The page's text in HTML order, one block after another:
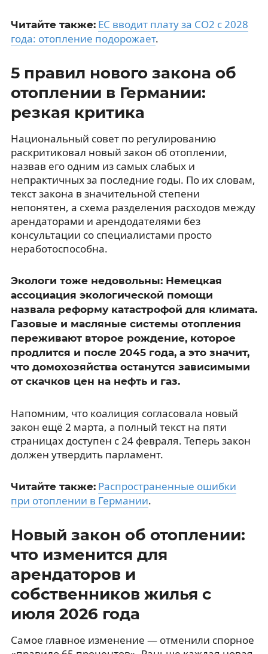
Читайте также: ЕС вводит плату за CO2 с 2028
года: отопление подорожает.
5 правил нового закона об
отоплении в Германии:
резкая критика
Национальный совет по регулированию
раскритиковал новый закон об отоплении,
назвав его одним из самых слабых и
непрактичных за последние годы. По их словам,
текст закона в значительной степени
непонятен, а схема разделения расходов между
арендаторами и арендодателями без
консультации со специалистами просто
неработоспособна.
Экологи тоже недовольны: Немецкая
ассоциация экологической помощи
назвала реформу катастрофой для климата.
Газовые и масляные системы отопления
переживают второе рождение, которое
продлится и после 2045 года, а это значит,
что домохозяйства останутся зависимыми
от скачков цен на нефть и газ.
Напомним, что коалиция согласовала новый
закон ещё 2 марта, а полный текст на пяти
страницах доступен с 24 февраля. Теперь закон
должен утвердить парламент.
Читайте также: Распространенные ошибки
при отоплении в Германии.
Новый закон об отоплении:
что изменится для
арендаторов и
собственников жилья с
июля 2026 года
Самое главное изменение — отменили спорное